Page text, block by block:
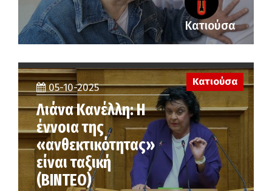
Κατιούσα
05-10-2025
Λιάνα Κανέλλη: Η
έννοια της
«ανθεκτικότητας»
είναι ταξική
(ΒΙΝΤΕΟ)
Κατιούσα